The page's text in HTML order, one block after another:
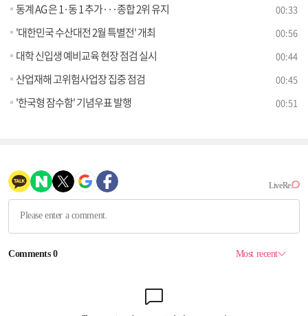
동계 AG 은 1·동 1 추가···종합 2위 유지 00:33
'대한민국 수산대전 2월 특별전' 개최 00:56
대학 신입생 예비교육 현장 점검 실시 00:44
산업재해 고위험사업장 집중 점검 00:45
'한국형 잠수함' 기념우표 발행 00:51